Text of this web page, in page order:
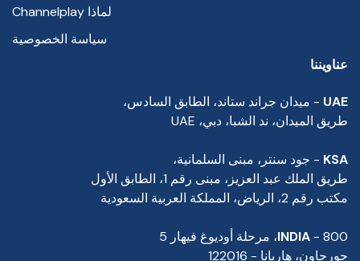
لماذا Channelplay
سياسة الخصوصية
عناويننا
UAE - ميدان جراند ستاند، الطابق السادس،
طريق الميدان، ند الشبا، دبي، UAE
KSA - جود سنتر، مبنى السلمانية،
طريق الملك عبد العزيز، مبنى رقم 1، الطابق الأول
مكتب رقم 2، الرياض، المملكة العربية السعودية
INDIA - 800، مرحلة أوديوغ فيهار 5
جورجاون، هاريانا - 122016